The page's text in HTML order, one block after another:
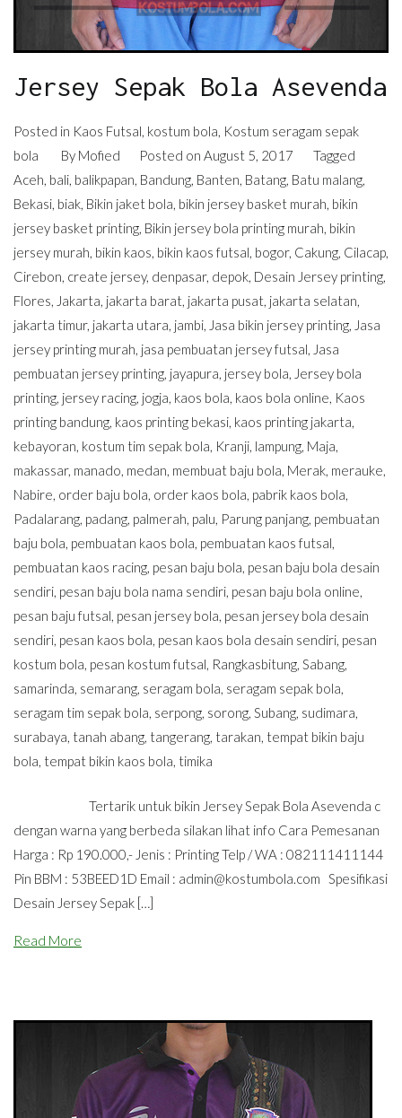
Jersey Sepak Bola Asevenda
Posted in Kaos Futsal, kostum bola, Kostum seragam sepak
bola
By Mofied Posted onAugust 5, 2017
Tagged
Aceh, bali, balikpapan, Bandung, Banten, Batang, Batu malang,
Bekasi, biak, Bikin jaket bola, bikin jersey basket murah, bikin
jersey basket printing, Bikin jersey bola printing murah, bikin
jersey murah, bikin kaos, bikin kaos futsal, bogor, Cakung, Cilacap,
Cirebon, create jersey, denpasar, depok, Desain Jersey printing,
Flores, Jakarta, jakarta barat, jakarta pusat, jakarta selatan,
jakarta timur, jakarta utara, jambi, Jasa bikin jersey printing, Jasa
jersey printing murah, jasa pembuatan jersey futsal, Jasa
pembuatan jersey printing, jayapura, jersey bola, Jersey bola
printing, jersey racing, jogja, kaos bola, kaos bola online, Kaos
printing bandung, kaos printing bekasi, kaos printing jakarta,
kebayoran, kostum tim sepak bola, Kranji, lampung, Maja,
makassar, manado, medan, membuat baju bola, Merak, merauke,
Nabire, order baju bola, order kaos bola, pabrik kaos bola,
Padalarang, padang, palmerah, palu, Parung panjang, pembuatan
baju bola, pembuatan kaos bola, pembuatan kaos futsal,
pembuatan kaos racing, pesan baju bola, pesan baju bola desain
sendiri, pesan baju bola nama sendiri, pesan baju bola online,
pesan baju futsal, pesan jersey bola, pesan jersey bola desain
sendiri, pesan kaos bola, pesan kaos bola desain sendiri, pesan
kostum bola, pesan kostum futsal, Rangkasbitung, Sabang,
samarinda, semarang, seragam bola, seragam sepak bola,
seragam tim sepak bola, serpong, sorong, Subang, sudimara,
surabaya, tanah abang, tangerang, tarakan, tempat bikin baju
bola, tempat bikin kaos bola, timika
Tertarik untuk bikin Jersey Sepak Bola Asevenda c
dengan warna yang berbeda silakan lihat info Cara Pemesanan
Harga : Rp 190.000,- Jenis : Printing Telp / WA : 082111411144
Pin BBM : 53BEED1D Email : admin@kostumbola.com Spesifikasi
Desain Jersey Sepak […]
Read More